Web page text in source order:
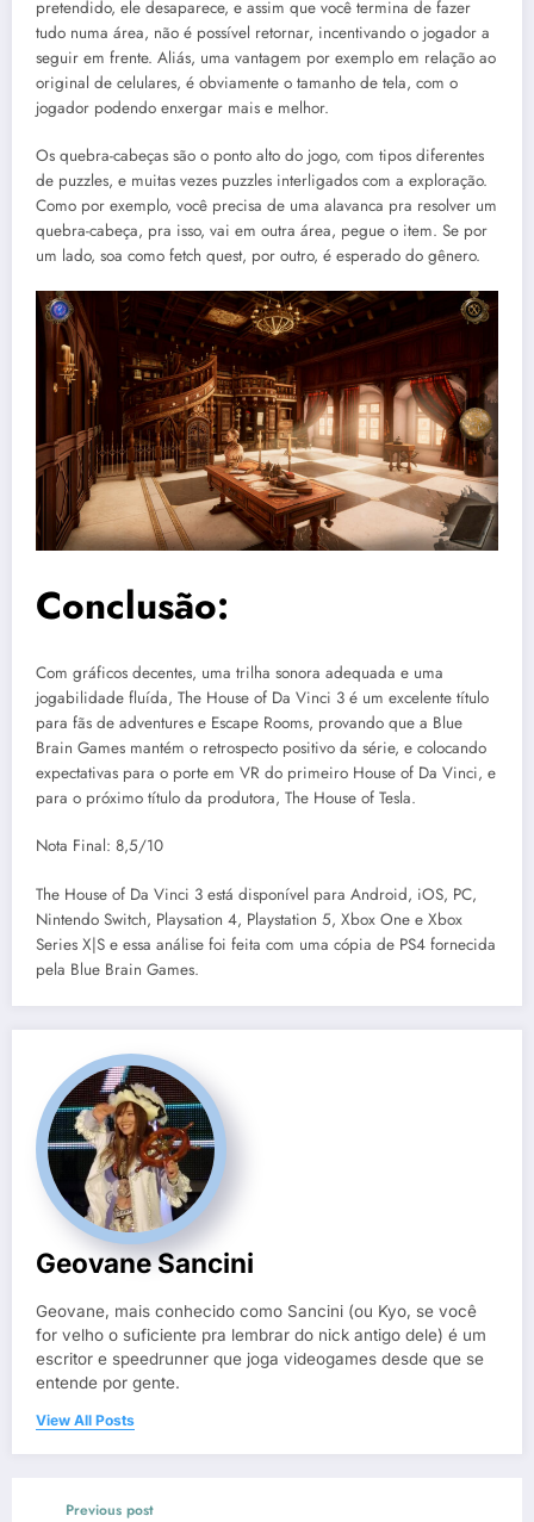
pretendido, ele desaparece, e assim que você termina de fazer
tudo numa área, não é possível retornar, incentivando o jogador a
seguir em frente. Aliás, uma vantagem por exemplo em relação ao
original de celulares, é obviamente o tamanho de tela, com o
jogador podendo enxergar mais e melhor.
Os quebra-cabeças são o ponto alto do jogo, com tipos diferentes
de puzzles, e muitas vezes puzzles interligados com a exploração.
Como por exemplo, você precisa de uma alavanca pra resolver um
quebra-cabeça, pra isso, vai em outra área, pegue o item. Se por
um lado, soa como fetch quest, por outro, é esperado do gênero.
Conclusão:
Com gráficos decentes, uma trilha sonora adequada e uma
jogabilidade fluída, The House of Da Vinci 3 é um excelente título
para fãs de adventures e Escape Rooms, provando que a Blue
Brain Games mantém o retrospecto positivo da série, e colocando
expectativas para o porte em VR do primeiro House of Da Vinci, e
para o próximo título da produtora, The House of Tesla.
Nota Final: 8,5/10
The House of Da Vinci 3 está disponível para Android, iOS, PC,
Nintendo Switch, Playsation 4, Playstation 5, Xbox One e Xbox
Series X|S e essa análise foi feita com uma cópia de PS4 fornecida
pela Blue Brain Games.
Geovane Sancini
Geovane, mais conhecido como Sancini (ou Kyo, se você
for velho o suficiente pra lembrar do nick antigo dele) é um
escritor e speedrunner que joga videogames desde que se
entende por gente.
View All Posts
Previous post